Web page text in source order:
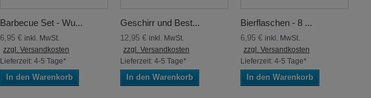
Barbecue Set - Wu...
6,95 € inkl. MwSt.
zzgl. Versandkosten
Lieferzeit: 4-5 Tage*
In den Warenkorb
Geschirr und Best...
12,95 € inkl. MwSt.
zzgl. Versandkosten
Lieferzeit: 4-5 Tage*
In den Warenkorb
Bierflaschen - 8 ...
6,95 € inkl. MwSt.
zzgl. Versandkosten
Lieferzeit: 4-5 Tage*
In den Warenkorb